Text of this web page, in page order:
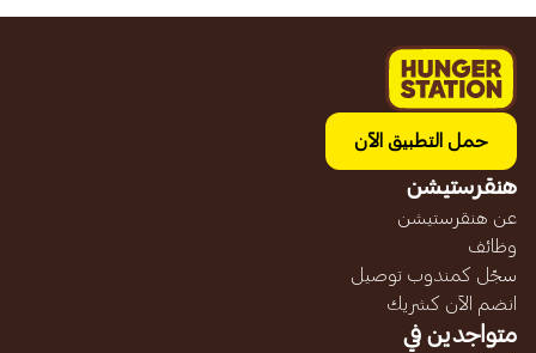
حمل التطبيق الآن
هنقرستيشن
عن هنقرستيشن
وظائف
سجّل كمندوب توصيل
انضم الآن كشريك
متواجدين في